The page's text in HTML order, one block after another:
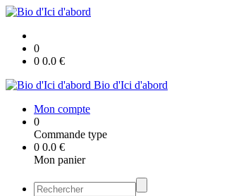
0
0 0.0 €
Bio d'Ici d'abord
Mon compte
0
Commande type
0 0.0 €
Mon panier